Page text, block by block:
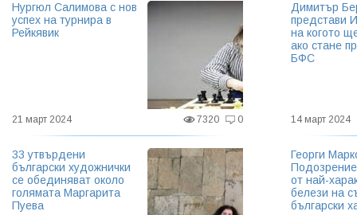
Нургюл Салимова с нов
успех на турнира в
Рейкявик
0
7320
21 март 2024
Димитър
представи
на когото
ако стане
БФС
14 март 2024
33 утвърдени
български художнички
се обединяват около
голямата Маргарита
Пуева
Георги
от най-
белези на
български